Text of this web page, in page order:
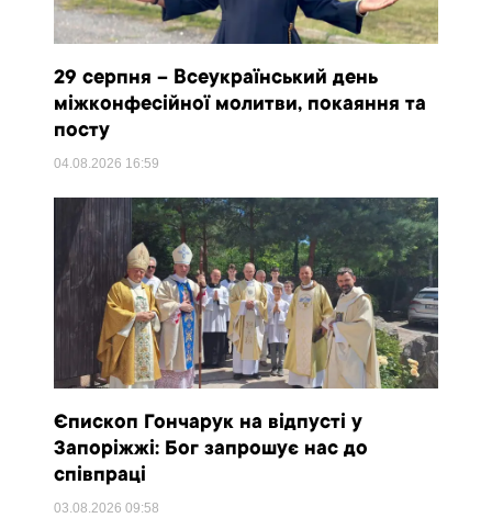
29 серпня – Всеукраїнський день
міжконфесійної молитви, покаяння та
посту
04.08.2026 16:59
Єпископ Гончарук на відпусті у
Запоріжжі: Бог запрошує нас до
співпраці
03.08.202609:58